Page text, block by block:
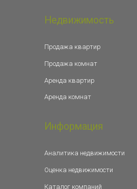
Недвижимость
Продажа квартир
Продажа комнат
Аренда квартир
Аренда комнат
Информация
Аналитика недвижимости
Оценка недвижимости
Каталог компаний